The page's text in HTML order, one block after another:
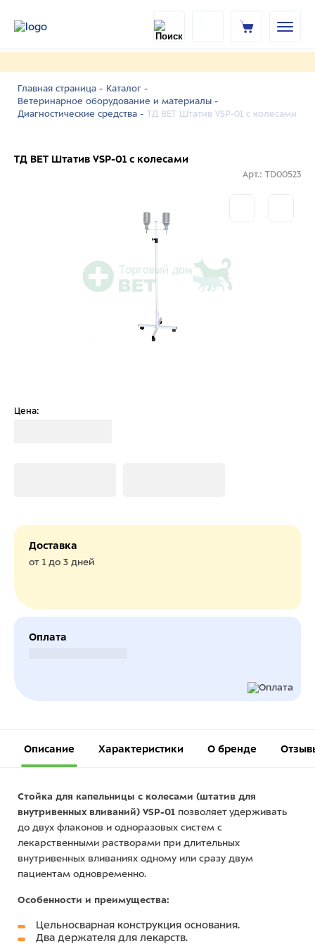
Главная страница - Каталог -
Ветеринарное оборудование и материалы -
Диагностические средства - ТД ВЕТ Штатив VSP-01 с колесами
ТД ВЕТ Штатив VSP-01 с колесами
Арт.: TD00523
Цена:
Доставка
от 1 до 3 дней
Оплата
Описание Характеристики О бренде
Стойка для капельницы с колесами (штатив для
внутривенных вливаний) VSP-01 позволяет удерживать
до двух флаконов и одноразовых систем с
лекарственными растворами при длительных
внутривенных вливаниях одному или сразу двум
пациентам одновременно.
Особенности и преимущества:
Цельносварная конструкция основания.
Два держателя для лекарств.